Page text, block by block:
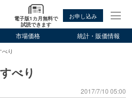
電子版1カ月無料で
試読できます
お申し込み
市場価格 統計・販価情報
り
べり
2017/7/10 05:00